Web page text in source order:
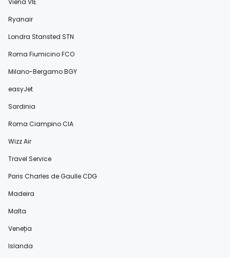
Viena VIE
Ryanair
Londra Stansted STN
Roma Fiumicino FCO
Milano-Bergamo BGY
easyJet
Sardinia
Roma Ciampino CIA
Wizz Air
Travel Service
Paris Charles de Gaulle CDG
Madeira
Malta
Veneția
Islanda